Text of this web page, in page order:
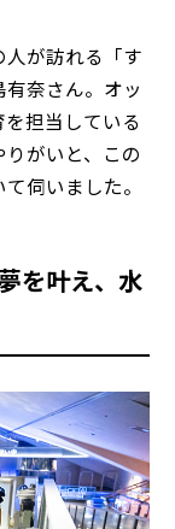
が訪れる「す
奈さん。オッ
担当している
がいと、この
伺いました。
を叶え、水